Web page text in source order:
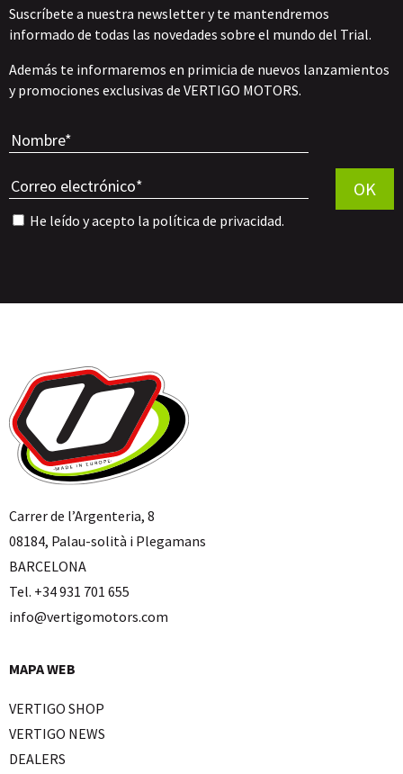
Suscríbete a nuestra newsletter y te mantendremos
informado de todas las novedades sobre el mundo del Trial.
Además te informaremos en primicia de nuevos lanzamientos
y promociones exclusivas de VERTIGO MOTORS.
He leído y acepto la política de privacidad.
OK
Carrer de l’Argenteria, 8
08184, Palau-solità i Plegamans
BARCELONA
Tel. +34 931 701 655
info@vertigomotors.com
MAPA WEB
VERTIGO SHOP
VERTIGO NEWS
DEALERS